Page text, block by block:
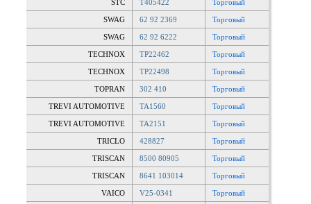
STC T405422 Торговый
SWAG 62 92 2369 Торговый
SWAG 62 92 6222 Торговый
TECHNOX TP22462 Торговый
TECHNOX TP22498 Торговый
TOPRAN 302 410 Торговый
TREVI AUTOMOTIVE TA1560 Торговый
TREVI AUTOMOTIVE TA2151 Торговый
TRICLO 428827 Торговый
TRISCAN 8500 80905 Торговый
TRISCAN 8641 103014 Торговый
VAICO V25-0341 Торговый